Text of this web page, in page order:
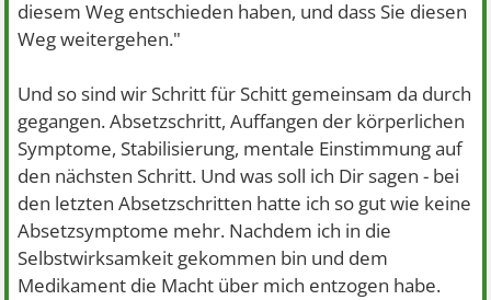
diesem Weg entschieden haben, und dass Sie diesen
Weg weitergehen."
Und so sind wir Schritt für Schitt gemeinsam da durch
gegangen. Absetzschritt, Auffangen der körperlichen
Symptome, Stabilisierung, mentale Einstimmung auf
den nächsten Schritt. Und was soll ich Dir sagen - bei
den letzten Absetzschritten hatte ich so gut wie keine
Absetzsymptome mehr. Nachdem ich in die
Selbstwirksamkeit gekommen bin und dem
Medikament die Macht über mich entzogen habe.